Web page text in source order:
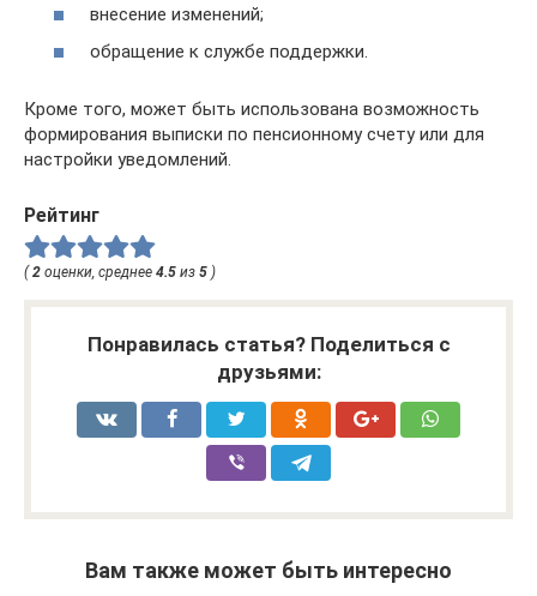
внесение изменений;
обращение к службе поддержки.
Кроме того, может быть использована возможность
формирования выписки по пенсионному счету или для
настройки уведомлений.
Рейтинг
(2 оценки, среднее 4.5 из 5 )
Понравилась статья? Поделиться с
друзьями:
Вам также может быть интересно